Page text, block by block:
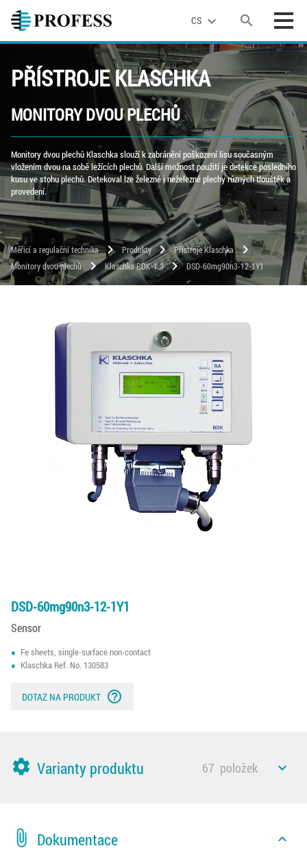
CS expand_more search
PŘÍSTROJE KLASCHKA
MONITORY DVOU PLECHŮ
Monitory dvou plechů Klaschka slouží k zabránění poškození lisu současným
vložením dvou na sobě ležících plechů. Další možnost použití je detekce posledního
kusu ve stohu plechů. Detekoval lze železné i neželezné plechy různých tlouštěk a
provedení.
Měřicí a regulační technika chevron_right Produkty chevron_right Přístroje Klaschka chevron_right
Monitory dvou plechů chevron_right Klaschka BDK-1.3 chevron_right DSD-60mg90n3-12-1Y1
DSD-60mg90n3-12-1Y1
Sensor
Fe sheets, single-surface non-contact
Klaschka Ref. No. 130583
DOTAZ NA PRODUKT help_outline
settings Varianty produktu 67 položek expand_less
attach_file Dokumentace expand_less